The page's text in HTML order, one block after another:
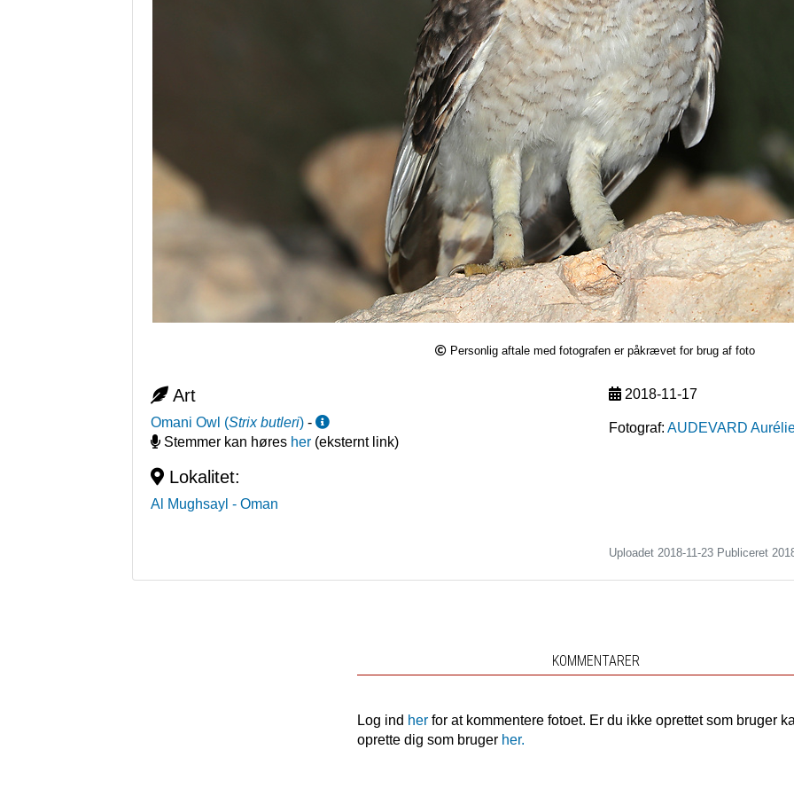
Personlig aftale med fotografen er påkrævet for brug af foto
Art
Omani Owl (Strix butleri)-
Stemmer kan høres her (eksternt link)
Lokalitet:
Al Mughsayl - Oman
2018-11-17
Fotograf: AUDEVARD
Uploadet 2018-11-23 Publiceret
KOMMENTARER
Log ind her for at kommentere fotoet. Er du ikke oprettet som bruger
oprette dig som bruger her.